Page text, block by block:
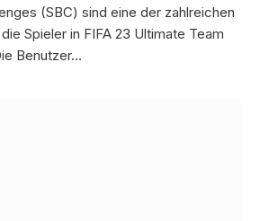
(SBC) sind eine der zahlreichen
Spieler in FIFA 23 Ultimate Team
Benutzer…